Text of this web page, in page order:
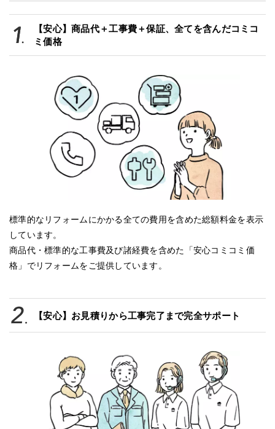
【安心】商品代＋工事費＋保証、全てを含んだコミコ
ミ価格
標準的なリフォームにかかる全ての費用を含めた総額料金を表示
しています。
商品代・標準的な工事費及び諸経費を含めた「安心コミコミ価
格」でリフォームをご提供しています。
【安心】お見積りから工事完了まで完全サポート